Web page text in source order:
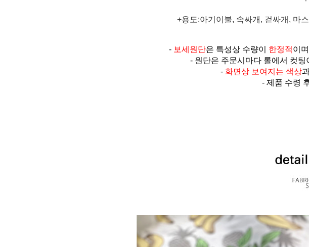
+용도:아기이불, 속싸개, 겉싸개, 마
- 보세원단은 특성상 수량이 한정적이
- 원단은 주문시마다 롤에서 컷팅
- 화면상 보여지는 색상
- 제품 수령